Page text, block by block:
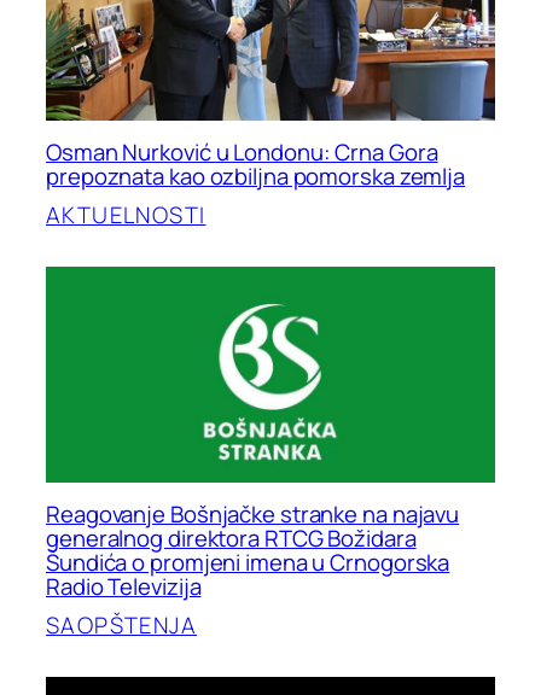
Osman Nurković u Londonu: Crna Gora
prepoznata kao ozbiljna pomorska zemlja
AKTUELNOSTI
Reagovanje Bošnjačke stranke na najavu
generalnog direktora RTCG Božidara
Šundića o promjeni imena u Crnogorska
Radio Televizija
SAOPŠTENJA